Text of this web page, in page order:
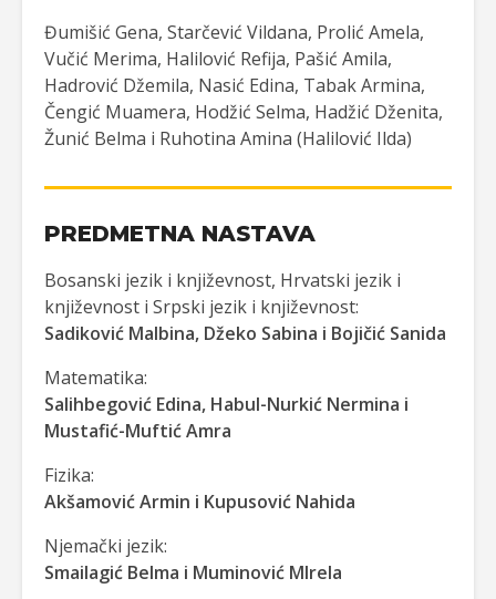
Đumišić Gena, Starčević Vildana, Prolić Amela,
Vučić Merima, Halilović Refija, Pašić Amila,
Hadrović Džemila, Nasić Edina, Tabak Armina,
Čengić Muamera, Hodžić Selma, Hadžić Dženita,
Žunić Belma i Ruhotina Amina (Halilović Ilda)
PREDMETNA NASTAVA
Bosanski jezik i književnost, Hrvatski jezik i
književnost i Srpski jezik i književnost:
Sadiković Malbina, Džeko Sabina i Bojičić Sanida
Matematika:
Salihbegović Edina, Habul-Nurkić Nermina i
Mustafić-Muftić Amra
Fizika:
Akšamović Armin i Kupusović Nahida
Njemački jezik:
Smailagić Belma i Muminović MIrela